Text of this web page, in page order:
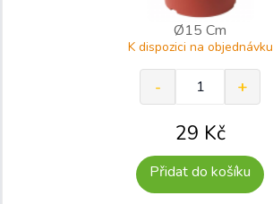
Ø15 Cm
K dispozici na objednávku
29 Kč
Přidat do košíku